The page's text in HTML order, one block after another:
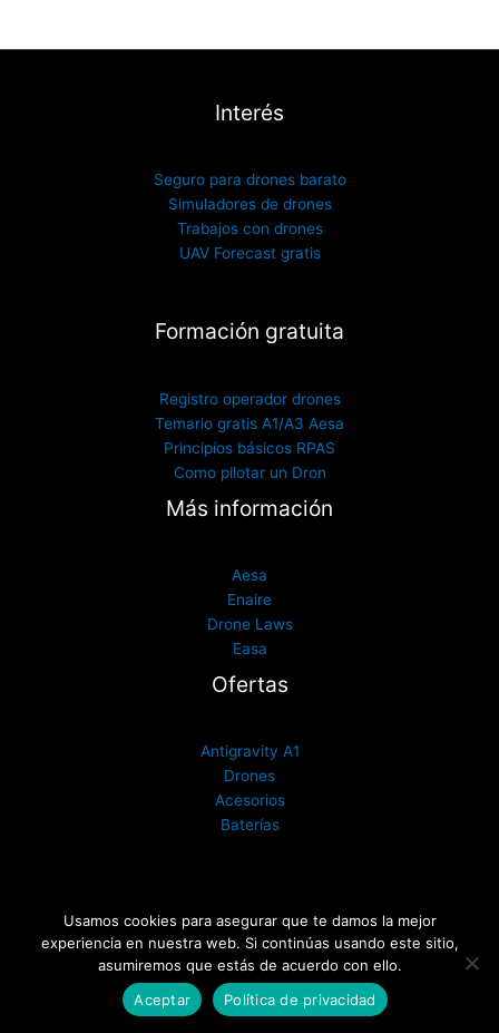
producto
Interés
Seguro para drones barato
Simuladores de drones
Trabajos con drones
UAV Forecast gratis
Formación gratuita
Registro operador drones
Temario gratis A1/A3 Aesa
Principios básicos RPAS
Como pilotar un Dron
Más información
Aesa
Enaire
Drone Laws
Easa
Ofertas
Antigravity A1
Drones
Acesorios
Baterías
Drones España | Todos los derechos reservados 2017- 2026
Derechos de propiedad intelectual
Usamos cookies para asegurar que te damos la mejor
experiencia en nuestra web. Si continúas usando este sitio,
asumiremos que estás de acuerdo con ello.
Aceptar
Política de privacidad